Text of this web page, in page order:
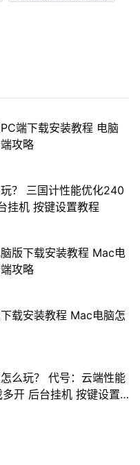
端下载安装教程 电脑
攻略
？ 三国计性能优化240
挂机 按键设置教程
版下载安装教程 Mac电
攻略
载安装教程 Mac电脑怎
么玩？ 代号：云端性能
开 后台挂机 按键设置